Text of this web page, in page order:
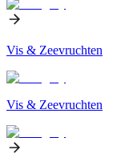
Vis & Zeevruchten
Vis & Zeevruchten